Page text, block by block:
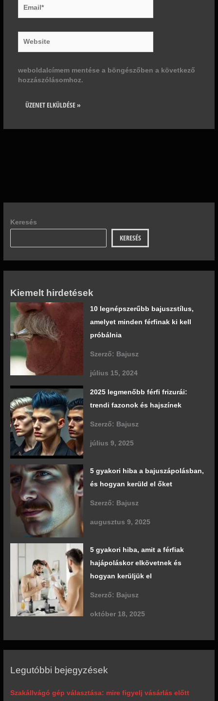
weboldalcímem mentése a böngészőben a következő
hozzászólásomhoz.
Keresés
KERESÉS
Kiemelt hirdetések
10 legnépszerűbb bajuszstílus,
amelyet minden férfinak ki kell
próbálnia
Szerző: Bajusz
július 15, 2024
2025 legmenőbb férfi frizurái:
trendi fazonok és hajszínek
Szerző: Bajusz
július 9, 2025
5 gyakori hiba a bajuszápolásban,
és hogyan kerüld el őket
Szerző: Bajusz
augusztus 9, 2025
5 gyakori hiba, amit a férfiak
hajápoláskor elkövetnek és
hogyan kerüljük el
Szerző: Bajusz
október 18, 2025
Legutóbbi bejegyzések
Szakállvágó gép választása: mire figyelj vásárlás előtt